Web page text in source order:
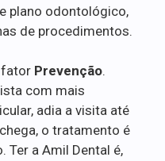
plano odontológico,
de procedimentos.
fator Prevenção.
com mais
adia a visita até
o tratamento é
Ter a Amil Dental é,